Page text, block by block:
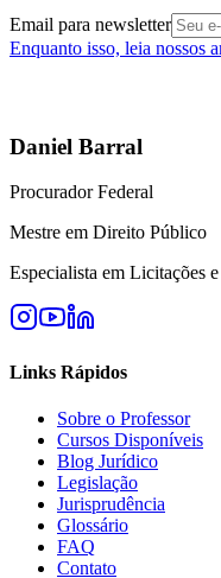
Email para newsletter
Enquanto isso, leia nossos
Daniel Barral
Procurador Federal
Mestre em Direito Público
Especialista em Licitações
Links Rápidos
Sobre o Professor
Cursos Disponíveis
Blog Jurídico
Legislação
Jurisprudência
Glossário
FAQ
Contato